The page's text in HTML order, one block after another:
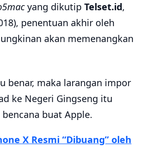
yang dikutip Telset.id,
penentuan akhir oleh
akan memenangkan
benar, maka larangan impor
ke Negeri Gingseng itu
buat Apple.
X Resmi “Dibuang” oleh